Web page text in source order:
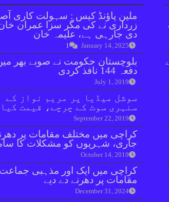
ملین پاؤنڈ کیس : سہولت کاری
زرداری نے کی مگر سزا عمران
دی جارہی ہے، علیمہ خان
January 14, 2025
1
بلوچستان حکومت نے صوبے بھر
دفعہ 144 نافذ کردی
July 1, 2019
سوشل میڈیا پر مریم نواز کے
سنہری سوٹ کے چرچے، قیمت
September 22, 2019
کراچی میں مختلف مقامات پر
جاری، شہریوں کو مشکلات کا
October 14, 2019
مقامات پر دھرنے دے دیے
December 31, 2024